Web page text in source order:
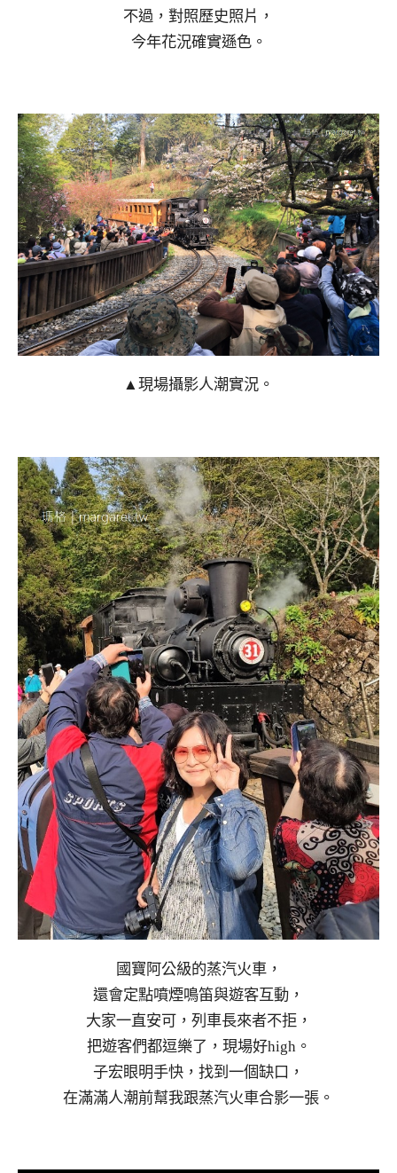
不過，對照歷史照片，
今年花況確實遜色。
▲現場攝影人潮實況。
國寶阿公級的蒸汽火車，
還會定點噴煙鳴笛與遊客互動，
大家一直安可，列車長來者不拒，
把遊客們都逗樂了，現場好high。
子宏眼明手快，找到一個缺口，
在滿滿人潮前幫我跟蒸汽火車合影一張。